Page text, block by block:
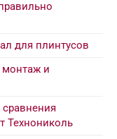
для плинтусов
монтаж и
Технониколь